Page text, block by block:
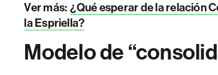
Ver más: ¿Qué esperar de la relación
la Espriella?
Modelo de